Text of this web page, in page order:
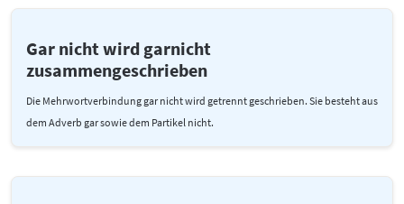
Gar nicht wird garnicht
zusammengeschrieben
Die Mehrwortverbindung gar nicht wird getrennt geschrieben. Sie besteht aus
dem Adverb gar sowie dem Partikel nicht.